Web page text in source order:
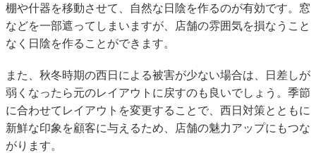
棚や什器を移動させて、自然な日陰を作るのが有効です。窓
などを一部遮ってしまいますが、店舗の雰囲気を損なうこと
なく日陰を作ることができます。
また、秋冬時期の西日による被害が少ない場合は、日差しが
弱くなったら元のレイアウトに戻すのも良いでしょう。季節
に合わせてレイアウトを変更することで、西日対策とともに
新鮮な印象を顧客に与えるため、店舗の魅力アップにもつな
がります。